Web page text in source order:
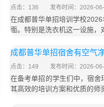
点击：136 发布时间：2026-
在成都普华单招培训学校
面。特别是洗衣机这一设施，
成都普华单招宿舍有空气
点击：149 发布时间：2026-
在备考单招的学生们中，宿
其高效的培训方案和优质的